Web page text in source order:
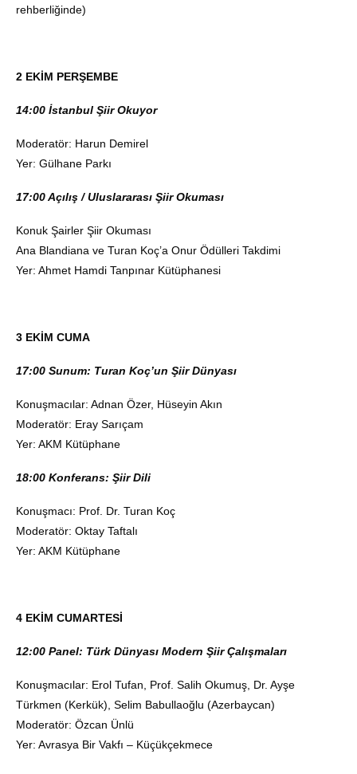
rehberliğinde)
2 EKİM PERŞEMBE
14:00 İstanbul Şiir Okuyor
Moderatör: Harun Demirel
Yer: Gülhane Parkı
17:00 Açılış / Uluslararası Şiir Okuması
Konuk Şairler Şiir Okuması
Ana Blandiana ve Turan Koç’a Onur Ödülleri Takdimi
Yer: Ahmet Hamdi Tanpınar Kütüphanesi
3 EKİM CUMA
17:00 Sunum: Turan Koç’un Şiir Dünyası
Konuşmacılar: Adnan Özer, Hüseyin Akın
Moderatör: Eray Sarıçam
Yer: AKM Kütüphane
18:00 Konferans: Şiir Dili
Konuşmacı: Prof. Dr. Turan Koç
Moderatör: Oktay Taftalı
Yer: AKM Kütüphane
4 EKİM CUMARTESİ
12:00 Panel: Türk Dünyası Modern Şiir Çalışmaları
Konuşmacılar: Erol Tufan, Prof. Salih Okumuş, Dr. Ayşe
Türkmen (Kerkük), Selim Babullaoğlu (Azerbaycan)
Moderatör: Özcan Ünlü
Yer: Avrasya Bir Vakfı – Küçükçekmece